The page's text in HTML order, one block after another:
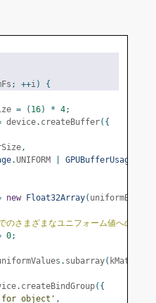
; ++i)
{
= ( 16) * 4;
device. createBuffer({
,
. UNIFORM GPUBufferUsage
new Float32Array(
さまざまなユニフォーム値へのオフ
0;
. subarray(
. createBindGroup({
for object' ,